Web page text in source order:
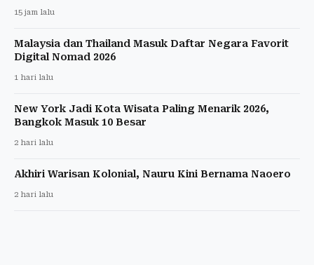
15 jam lalu
Malaysia dan Thailand Masuk Daftar Negara Favorit
Digital Nomad 2026
1 hari lalu
New York Jadi Kota Wisata Paling Menarik 2026,
Bangkok Masuk 10 Besar
2 hari lalu
Akhiri Warisan Kolonial, Nauru Kini Bernama Naoero
2 hari lalu